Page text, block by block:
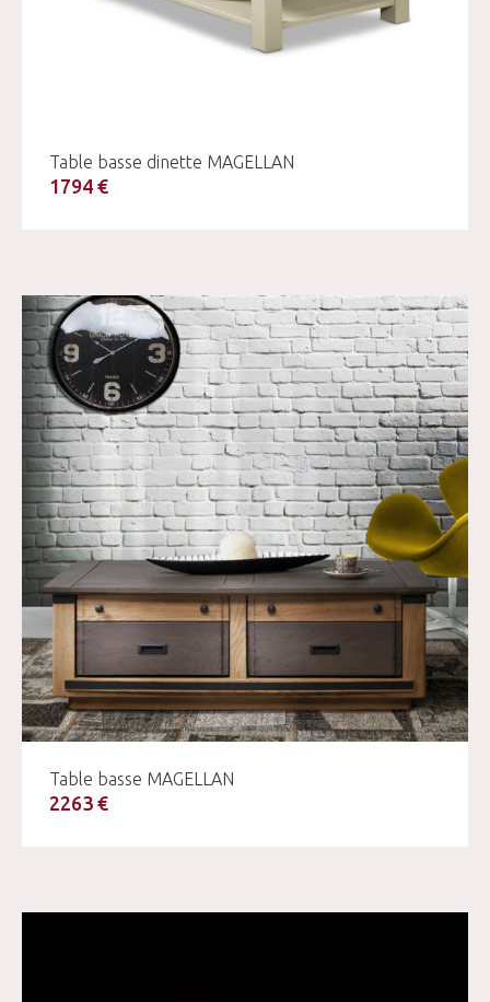
Table basse dinette MAGELLAN
1794 €
Table basse MAGELLAN
2263 €